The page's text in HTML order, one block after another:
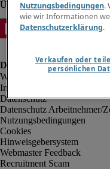
Impressum
Datenschutz
Datenschutz Arbeitnehmer/
Nutzungsbedingungen
Cookies
Hinweisgebersystem
Webmaster Feedback
Recruitment Scam
Nutzungsbedingungen.
wie wir Informationen
Datenschutzerklärung.
Verkaufen oder
persönlichen